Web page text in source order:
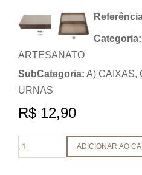
Categoria:
ARTESANATO
SubCategoria: A) CAIXAS,
URNAS
R$ 12,90
ADICIONAR AO